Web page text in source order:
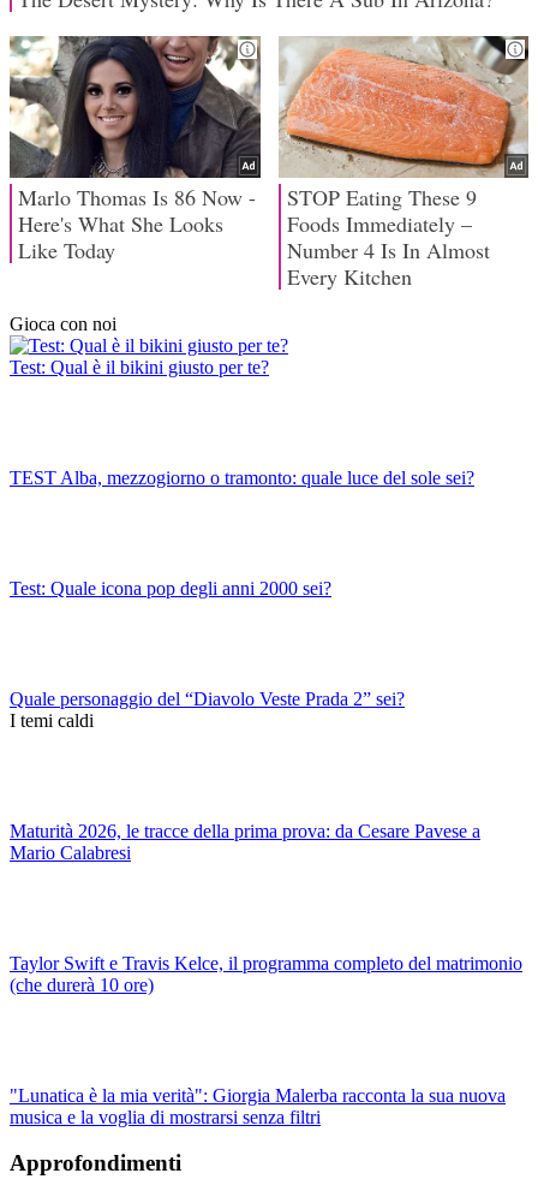
Gioca con noi
Test: Qual è il bikini giusto per te?
TEST Alba, mezzogiorno o tramonto: quale luce del sole sei?
Test: Quale icona pop degli anni 2000 sei?
Quale personaggio del “Diavolo Veste Prada 2” sei?
I temi caldi
Maturità 2026, le tracce della prima prova: da Cesare Pavese a
Mario Calabresi
Taylor Swift e Travis Kelce, il programma completo del matrimonio
(che durerà 10 ore)
"Lunatica è la mia verità": Giorgia Malerba racconta la sua nuova
musica e la voglia di mostrarsi senza filtri
Approfondimenti